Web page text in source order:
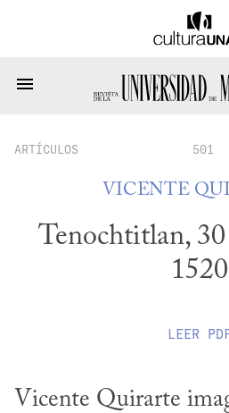
ARTÍCULOS 501
VICENTE
Tenochtitlan,
1520
LEER
Vicente Quirarte